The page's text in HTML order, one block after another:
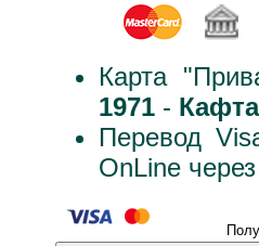
Карта
1971 -
Перевод
OnLine